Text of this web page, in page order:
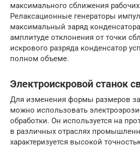
максимального сближения
Релаксационные генераторы
максимальный заряд
амплитуде отклонения от точки
искрового разряда конденсатор
полном объеме.
Электроискровой станок
Для изменения формы размеров
можно использовать
обработки. Он используется на
в различных отраслях
характеризуется высокой